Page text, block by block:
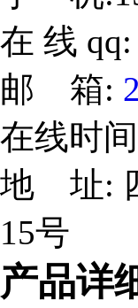
在 线 qq:
邮 箱:
在线时
地 址:
15号
产品详